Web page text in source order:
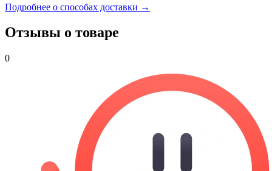
Подробнее о способах доставки →
Отзывы о товаре
0